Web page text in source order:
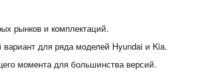
рынков и комплектаций.
для ряда моделей Hyundai и Kia.
момента для большинства версий.